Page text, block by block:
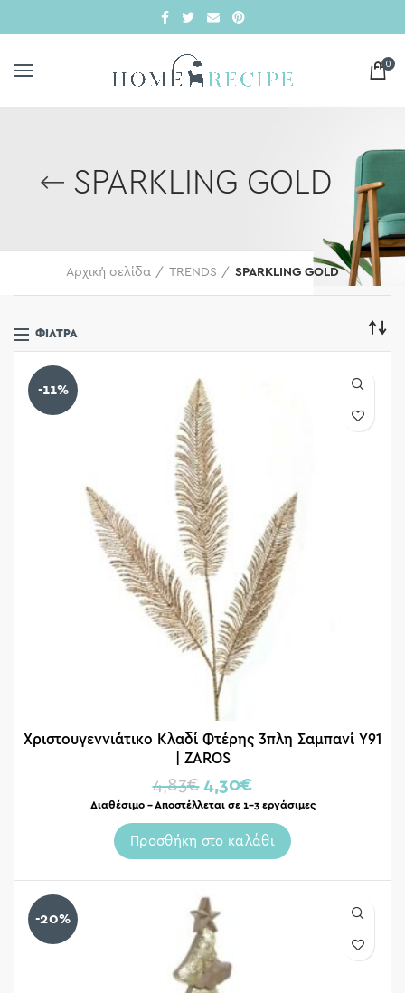
0
SPARKLING GOLD
Αρχική σελίδα TRENDS SPARKLING GOLD
ΦΊΛΤΡΑ
-11%
Χριστουγεννιάτικο Κλαδί Φτέρης 3πλη Σαμπανί Υ91
| ZAROS
4,83€ 4,30€
Διαθέσιμο – Αποστέλλεται σε 1-3 εργάσιμες
Προσθήκη στο καλάθι
-20%